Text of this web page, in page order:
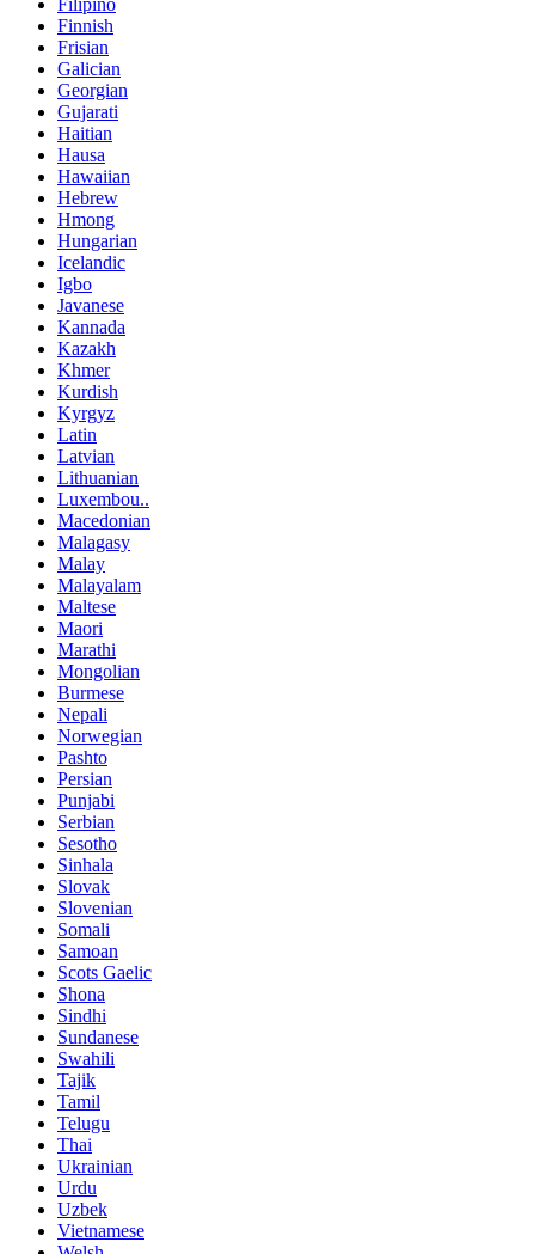
Filipino
Finnish
Frisian
Galician
Georgian
Gujarati
Haitian
Hausa
Hawaiian
Hebrew
Hmong
Hungarian
Icelandic
Igbo
Javanese
Kannada
Kazakh
Khmer
Kurdish
Kyrgyz
Latin
Latvian
Lithuanian
Luxembou..
Macedonian
Malagasy
Malay
Malayalam
Maltese
Maori
Marathi
Mongolian
Burmese
Nepali
Norwegian
Pashto
Persian
Punjabi
Serbian
Sesotho
Sinhala
Slovak
Slovenian
Somali
Samoan
Scots Gaelic
Shona
Sindhi
Sundanese
Swahili
Tajik
Tamil
Telugu
Thai
Ukrainian
Urdu
Uzbek
Vietnamese